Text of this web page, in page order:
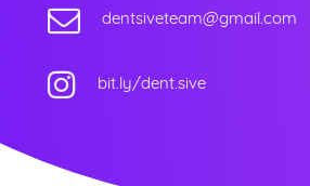
dentsiveteam@gmail.com
bit.ly/dent.sive